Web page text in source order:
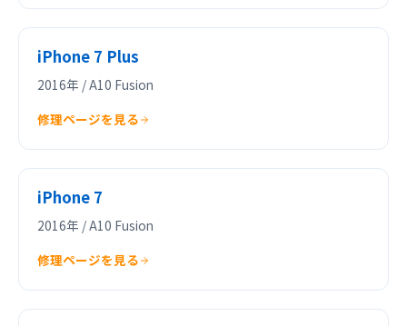
iPhone 7 Plus
2016年 / A10 Fusion
修理ページを見る
iPhone 7
2016年 / A10 Fusion
修理ページを見る